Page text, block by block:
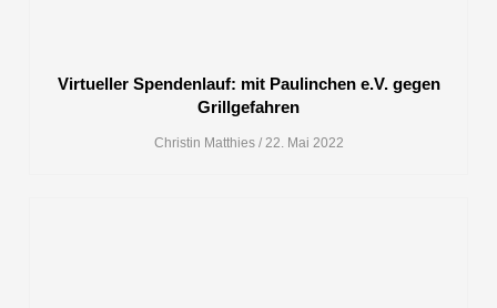
Virtueller Spendenlauf: mit Paulinchen e.V. gegen
Grillgefahren
Christin Matthies 22. Mai 2022